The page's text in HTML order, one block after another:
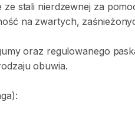
ze stali nierdzewnej za
na zwartych​​​,​
oraz regulowanego
obuwia.